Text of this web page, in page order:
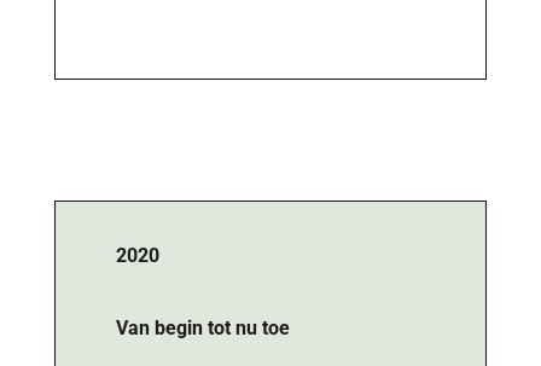
2020
Van begin tot nu toe